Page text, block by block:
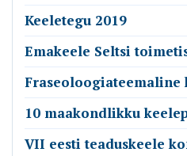
Keeletegu 2019
Emakeele Seltsi
Fraseoloogiateemaline
10 maakondlikku
VII eesti teaduskeele